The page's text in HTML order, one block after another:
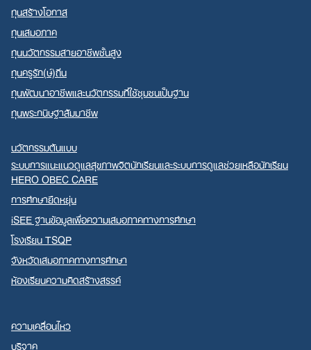
ทุนสร้างโอกาส
ทุนเสมอภาค
ทุนนวัตกรรมสายอาชีพชั้นสูง
ทุนครูรัก(ษ์)ถิ่น
ทุนพัฒนาอาชีพและนวัตกรรมที่ใช้ชุมชนเป็นฐาน
ทุนพระกนิษฐาสัมมาชีพ
นวัตกรรมต้นแบบ
ระบบการแนะแนวดูแลสุขภาพจิตนักเรียนและระบบการดูแลช่วยเหลือนักเรียน
HERO OBEC CARE
การศึกษายืดหยุ่น
iSEE ฐานข้อมูลเพื่อความเสมอภาคทางการศึกษา
โรงเรียน TSQP
จังหวัดเสมอภาคทางการศึกษา
ห้องเรียนความคิดสร้างสรรค์
ความเคลื่อนไหว
บริจาค